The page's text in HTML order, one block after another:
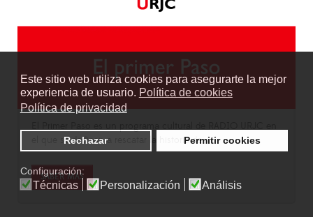
Este sitio web utiliza cookies para asegurarte la mejor
experiencia de usuario. Política de cookies
Política de privacidad
Rechazar Permitir cookies
Configuración:
Técnicas Personalización Análisis
el que se dedican a rescatar la historia de
SABER MÁS